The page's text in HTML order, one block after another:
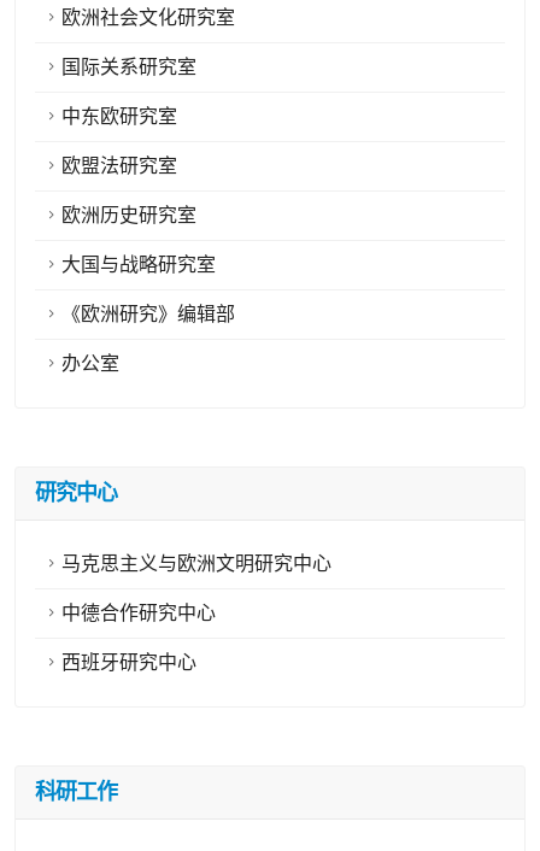
欧洲社会文化研究室
国际关系研究室
中东欧研究室
欧盟法研究室
欧洲历史研究室
大国与战略研究室
《欧洲研究》编辑部
办公室
研究中心
马克思主义与欧洲文明研究中心
中德合作研究中心
西班牙研究中心
科研工作